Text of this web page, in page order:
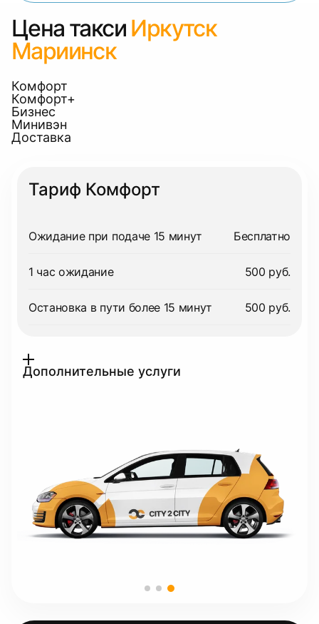
Цена такси Иркутск
Мариинск
Комфорт
Комфорт+
Бизнес
Минивэн
Доставка
Тариф Комфорт
Ожидание при подаче 15 минут Бесплатно
1 час ожидание 500 руб.
Остановка в пути более 15 минут 500 руб.
Дополнительные услуги